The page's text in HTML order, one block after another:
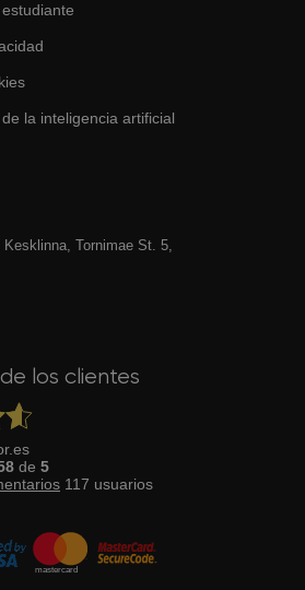
la inteligencia artificial
Tornimаe St. 5,
los clientes
de 5
117 usuarios